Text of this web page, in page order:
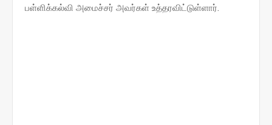
பள்ளிக்கல்வி அமைச்சர் அவர்கள் உத்தரவிட்டுள்ளார்.